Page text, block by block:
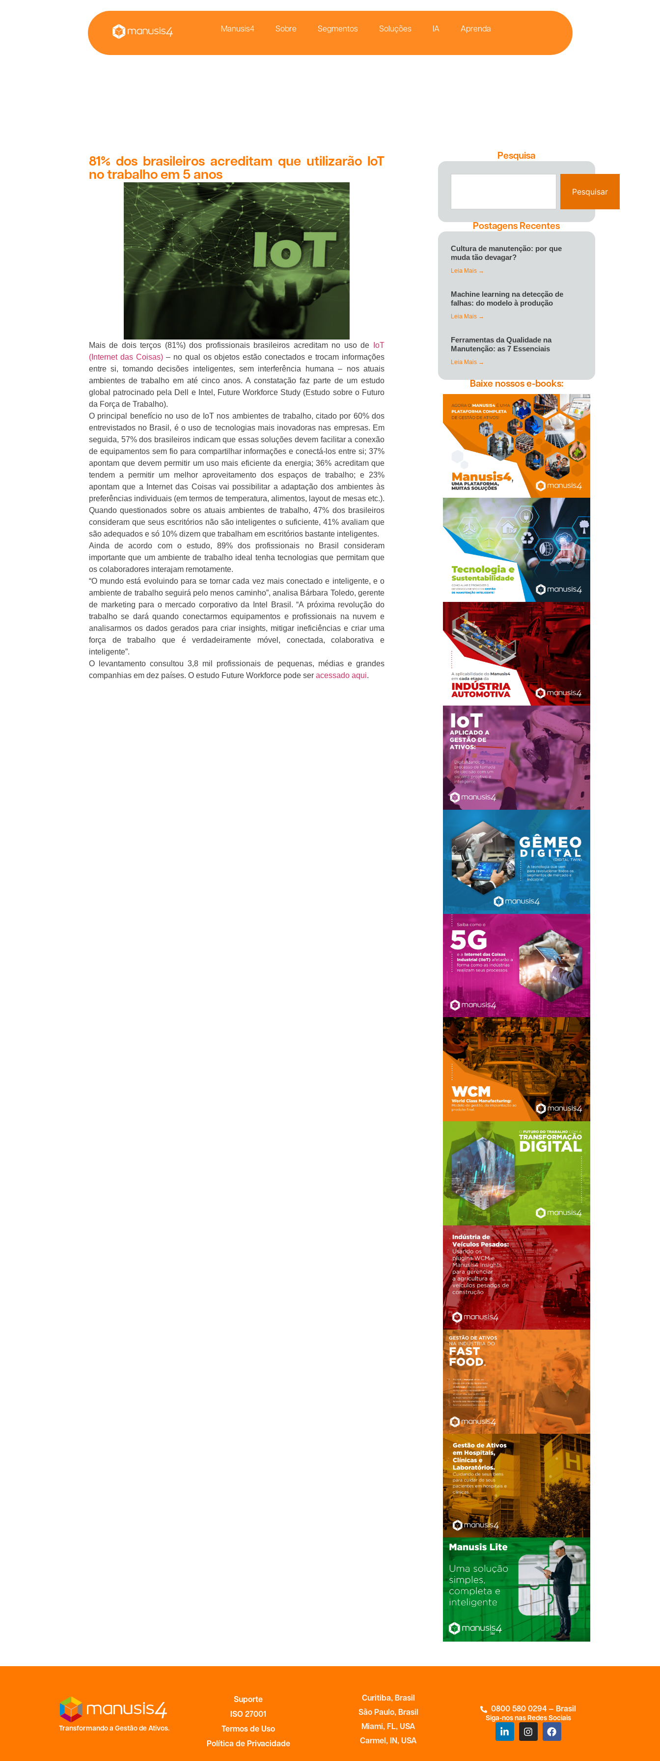
Manusis4 Sobre Segmentos Soluções IA Aprenda
81% dos brasileiros acreditam que utilizarão IoT
no trabalho em 5 anos
Mais de dois terços (81%) dos profissionais brasileiros acreditam no uso de
IoT
(Internet das Coisas)– no qual os objetos estão conectados e trocam informações
entre si, tomando decisões inteligentes, sem interferência humana – nos atuais
ambientes de trabalho em até cinco anos. A constatação faz parte de um estudo
global patrocinado pela Dell e Intel, Future Workforce Study (Estudo sobre o Futuro
da Força de Trabalho).
O principal benefício no uso de IoT nos ambientes de trabalho, citado por 60% dos
entrevistados no Brasil, é o uso de tecnologias mais inovadoras nas empresas. Em
seguida, 57% dos brasileiros indicam que essas soluções devem facilitar a conexão
de equipamentos sem fio para compartilhar informações e conectá-los entre si; 37%
apontam que devem permitir um uso mais eficiente da energia; 36% acreditam que
tendem a permitir um melhor aproveitamento dos espaços de trabalho; e 23%
apontam que a Internet das Coisas vai possibilitar a adaptação dos ambientes às
preferências individuais (em termos de temperatura, alimentos, layout de mesas etc.).
Quando questionados sobre os atuais ambientes de trabalho, 47% dos brasileiros
consideram que seus escritórios não são inteligentes o suficiente, 41% avaliam que
são adequados e só 10% dizem que trabalham em escritórios bastante inteligentes.
Ainda de acordo com o estudo, 89% dos profissionais no Brasil consideram
importante que um ambiente de trabalho ideal tenha tecnologias que permitam que
os colaboradores interajam remotamente.
“O mundo está evoluindo para se tornar cada vez mais conectado e inteligente, e o
ambiente de trabalho seguirá pelo menos caminho”, analisa Bárbara Toledo, gerente
de marketing para o mercado corporativo da Intel Brasil. “A próxima revolução do
trabalho se dará quando conectarmos equipamentos e profissionais na nuvem e
analisarmos os dados gerados para criar insights, mitigar ineficiências e criar uma
força de trabalho que é verdadeiramente móvel, conectada, colaborativa e
inteligente”.
O levantamento consultou 3,8 mil profissionais de pequenas, médias e grandes
companhias em dez países. O estudo Future Workforce pode ser acessado aqui.
Pesquisa
Pesquisar
Postagens Recentes
Cultura de manutenção: por que
muda tão devagar?
Leia Mais →
Machine learning na detecção de
falhas: do modelo à produção
Leia Mais →
Ferramentas da Qualidade na
Manutenção: as 7 Essenciais
Leia Mais →
Baixe nossos e-books:
Transformando a Gestão de Ativos.
Suporte
ISO 27001
Termos de Uso
Política de Privacidade
Curitiba, Brasil
São Paulo, Brasil
Miami, FL, USA
Carmel, IN, USA
0800 580 0294 — Brasil
Siga-nos nas Redes Sociais